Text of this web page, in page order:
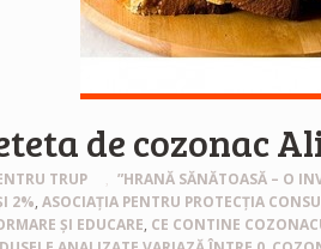
de cozonac
TRUP ”HRANĂ SĂNĂTOASĂ – O
2%,ASOCIAȚIA PENTRU PROTECȚIA
ȘI EDUCARE, CE CONTINE